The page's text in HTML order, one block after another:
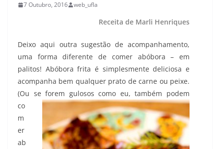
7 Outubro, 2016 web_ufla
Receita de Marli Henriques
Deixo aqui outra sugestão de acompanhamento,
uma forma diferente de comer abóbora – em
palitos! Abóbora frita é simplesmente deliciosa e
acompanha bem qualquer prato de carne ou peixe.
(Ou se forem gulososcomo eu, também podem
co
m
er
ab